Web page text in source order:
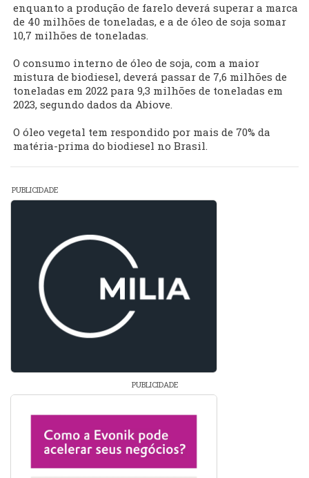
enquanto a produção de farelo deverá superar a marca
de 40 milhões de toneladas, e a de óleo de soja somar
10,7 milhões de toneladas.
O consumo interno de óleo de soja, com a maior
mistura de biodiesel, deverá passar de 7,6 milhões de
toneladas em 2022 para 9,3 milhões de toneladas em
2023, segundo dados da Abiove.
O óleo vegetal tem respondido por mais de 70% da
matéria-prima do biodiesel no Brasil.
PUBLICIDADE
PUBLICIDADE